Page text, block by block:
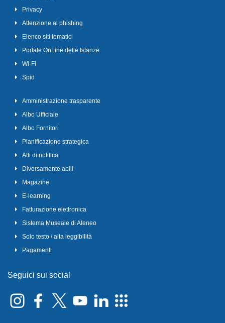
Privacy
Attenzione al phishing
Elenco siti tematici
Portale OnLine delle Istanze
Wi-Fi
Spid
Amministrazione trasparente
Albo Ufficiale
Albo Fornitori
Pianificazione strategica
Atti di notifica
Diversamente abili
Magazine
E-learning
Fatturazione elettronica
Sistema Museale di Ateneo
Solo testo / alta leggibilità
Pagamenti
Seguici sui social